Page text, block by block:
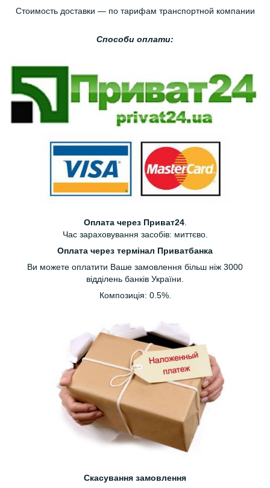
Стоимость доставки — по тарифам транспортной компании
Способи оплати:
Оплата через Приват24.
Час зараховування засобів: миттєво.
Оплата через термінал Приватбанка
Ви можете оплатити Ваше замовлення більш ніж 3000
відділень банків України.
Композиція: 0.5%.
Скасування замовлення